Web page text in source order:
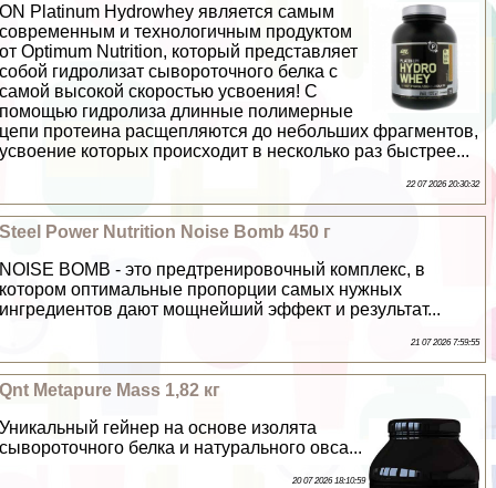
ON Platinum Hydrowhey является самым
современным и технологичным продуктом
от Optimum Nutrition, который представляет
собой гидролизат сывороточного белка с
самой высокой скоростью усвоения! С
помощью гидролиза длинные полимерные
цепи протеина расщепляются до небольших фрагментов,
усвоение которых происходит в несколько раз быстрее...
22 07 2026 20:30:32
Steel Power Nutrition Noise Bomb 450 г
NOISE BOMB - это предтренировочный комплекс, в
котором оптимальные пропорции самых нужных
ингредиентов дают мощнейший эффект и результат...
21 07 2026 7:59:55
Qnt Metapure Mass 1,82 кг
Уникальный гeйнер на основе изолята
сывороточного белка и натурального овса...
20 07 2026 18:10:59